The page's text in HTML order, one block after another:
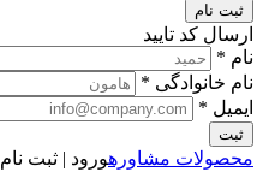
ثبت نام
ارسال کد تایید
نام *
نام خانوادگی *
ایمیل *
ثبت
محصولات مشاورهورود | ثبت نام